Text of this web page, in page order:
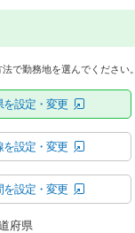
で勤務地を選んでください。
を設定・変更
を設定・変更
を設定・変更
府県